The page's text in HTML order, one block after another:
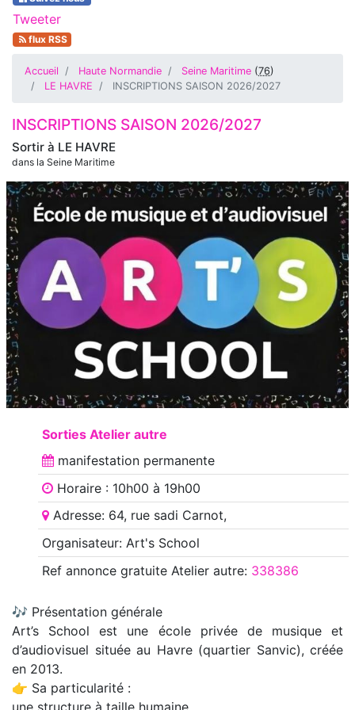
Tweeter
flux RSS
Accueil Haute Normandie Seine Maritime (76)
LE HAVRE
INSCRIPTIONS SAISON 2026/2027
Sortir à LE HAVRE
dans la Seine Maritime
INSCRIPTIONS SAISON 2026/2027
Sorties Atelier autre
manifestation permanente
Horaire : 10h00 à 19h00
Adresse: 64, rue sadi Carnot,
Organisateur: Art's School
Ref annoncegratuite Atelier autre: 338386
🎶 Présentation générale
Art’s School est une école privée de musique et
d’audiovisuel située au Havre (quartier Sanvic), créée
en 2013.
👉 Sa particularité :